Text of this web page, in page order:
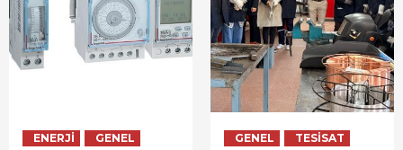
ENERJI GENEL GENEL TESISAT